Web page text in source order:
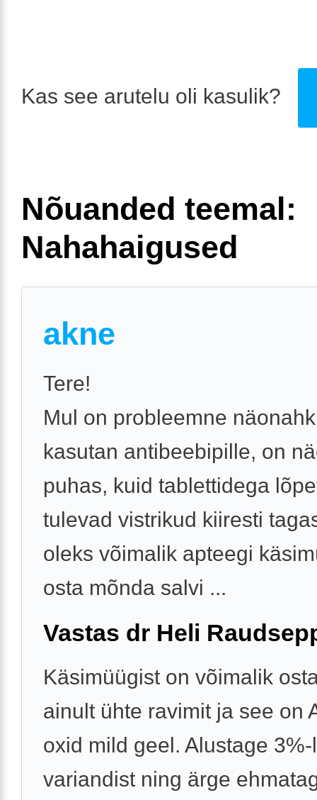
Kas see arutelu oli kasulik?
Nõuanded teemal:
Nahahaigused
akne
Tere!
Mul on probleemne
kasutan antibeebipille, on
puhas, kuid tablettidega
tulevad vistrikud kiiresti
oleks võimalik apteegi
osta mõnda salvi ...
Vastas dr Heli
Käsimüügist on võimalik
ainult ühte ravimit ja see on
oxid mild geel. Alustage
variandist ning ärge